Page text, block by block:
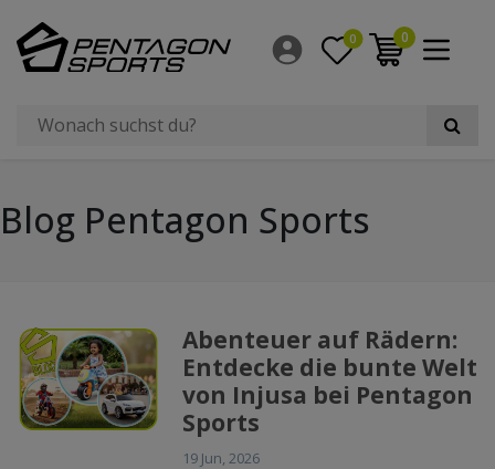
0 0
Blog Pentagon Sports
Abenteuer auf Rädern:
Entdecke die bunte Welt
von Injusa bei Pentagon
Sports
19 Jun, 2026